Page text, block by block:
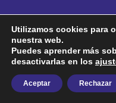
Utilizamos cookies para
nuestra web.
Puedes aprender más
desactivarlas en los
Aceptar Rechazar